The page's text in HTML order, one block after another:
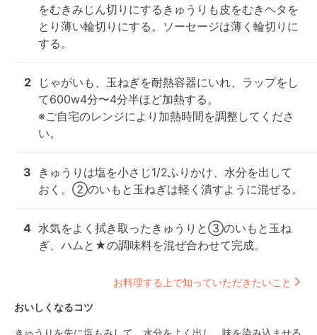
をむきみじん切りにするきゅうりも皮をむきヘタを
とり薄い輪切りにする。ソーセージは薄く輪切りに
する。
2
じゃがいも、玉ねぎを耐熱容器にいれ、ラップをし
て600w4分〜4分半ほど加熱する。
※ご自宅のレンジにより加熱時間を調整してくださ
い。
3
きゅうりは塩を小さじ1/2ふりかけ、水分を出して
おく。②のいもと玉ねぎは軽く潰すように混ぜる。
4 水気をよく拭き取ったきゅうりと③のいもと玉ね
ぎ、ハムと★の調味料を混ぜ合わせて完成。
お料理する上で知っていただきたいこと
おいしくなるコツ
きゅうりを先に塩もみして、水分をよく出し、味を染み込ませる